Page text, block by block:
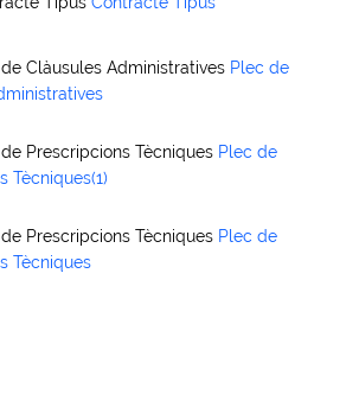
Clàusules Administratives Plec de
Prescripcions Tècniques Plec de
Tècniques(1)
Prescripcions Tècniques Plec de
Tècniques